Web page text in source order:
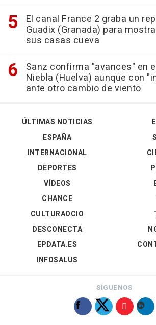
El canal France 2 graba un
Guadix (Granada) para
sus casas cueva
Sanz confirma "avances" en
Niebla (Huelva) aunque con
ante otro cambio de viento
ÚLTIMAS NOTICIAS
ESPAÑA
INTERNACIONAL
DEPORTES
VÍDEOS
CHANCE
CULTURAOCIO
DESCONECTA
EPDATA.ES
INFOSALUS
SÍGUENOS